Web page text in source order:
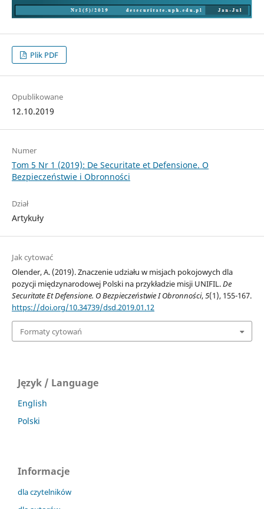
Plik PDF
Opublikowane
12.10.2019
Numer
Tom 5 Nr 1 (2019): De Securitate et Defensione. O
Bezpieczeństwie i Obronności
Dział
Artykuły
Jak cytować
Olender, A. (2019). Znaczenie udziału w misjach pokojowych dla
pozycji międzynarodowej Polski na przykładzie misji UNIFIL.De
Securitate Et Defensione. O Bezpieczeństwie I Obronności,5(1), 155-167.
https://doi.org/10.34739/dsd.2019.01.12
Formaty cytowań
Język / Language
English
Polski
Informacje
dla czytelników